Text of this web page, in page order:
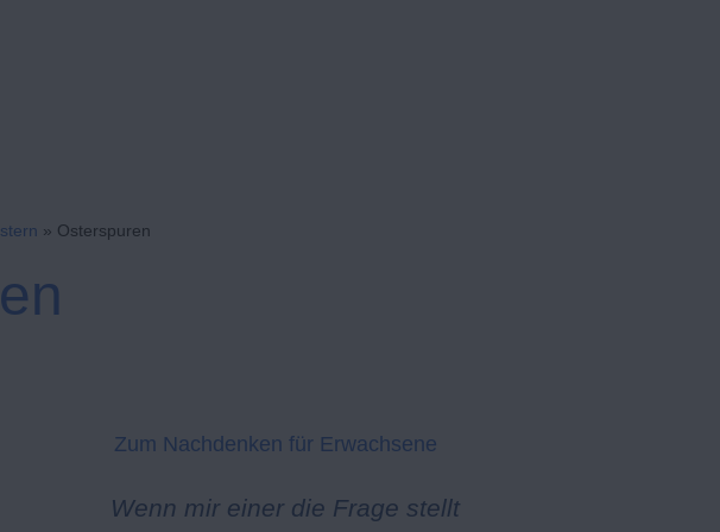
» Osterspuren
Zum Nachdenken für Erwachsene
Wenn mir einer die Frage stellt